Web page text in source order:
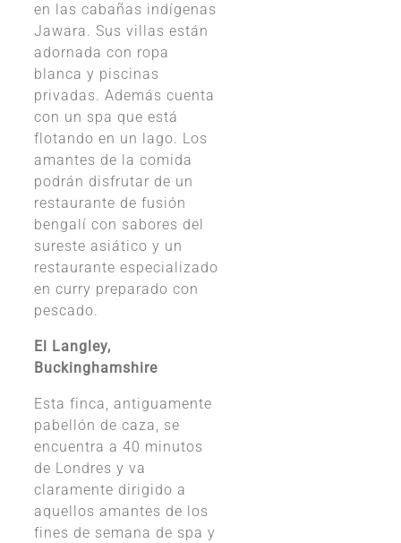
en las cabañas indígenas
Jawara. Sus villas están
adornada con ropa
blanca y piscinas
privadas. Además cuenta
con un spa que está
flotando en un lago. Los
amantes de la comida
podrán disfrutar de un
restaurante de fusión
bengalí con sabores del
sureste asiático y un
restaurante especializado
en curry preparado con
pescado.
El Langley,
Buckinghamshire
Esta finca, antiguamente
pabellón de caza, se
encuentra a 40 minutos
de Londres y va
claramente dirigido a
aquellos amantes de los
fines de semana de spa y